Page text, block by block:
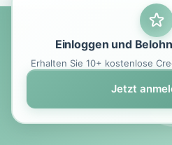
Einloggen und
Erhalten Sie 10+ kostenlose
Jetzt